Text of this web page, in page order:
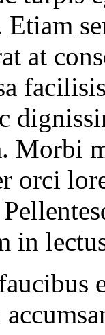
at
Morbi
orci
in